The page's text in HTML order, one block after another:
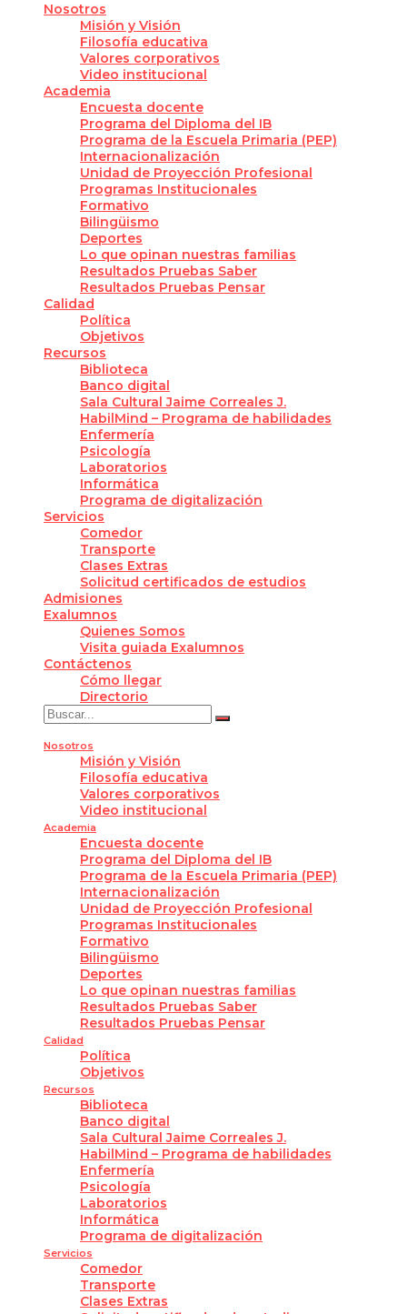
Nosotros
Misión y Visión
Filosofía educativa
Valores corporativos
Video institucional
Academia
Encuesta docente
Programa del Diploma del IB
Programa de la Escuela Primaria (PEP)
Internacionalización
Unidad de Proyección Profesional
Programas Institucionales
Formativo
Bilingüismo
Deportes
Lo que opinan nuestras familias
Resultados Pruebas Saber
Resultados Pruebas Pensar
Calidad
Política
Objetivos
Recursos
Biblioteca
Banco digital
Sala Cultural Jaime Correales J.
HabilMind – Programa de habilidades
Enfermería
Psicología
Laboratorios
Informática
Programa de digitalización
Servicios
Comedor
Transporte
Clases Extras
Solicitud certificados de estudios
Admisiones
Exalumnos
Quienes Somos
Visita guiada Exalumnos
Contáctenos
Cómo llegar
Directorio
Nosotros
Misión y Visión
Filosofía educativa
Valores corporativos
Video institucional
Academia
Encuesta docente
Programa del Diploma del IB
Programa de la Escuela Primaria (PEP)
Internacionalización
Unidad de Proyección Profesional
Programas Institucionales
Formativo
Bilingüismo
Deportes
Lo que opinan nuestras familias
Resultados Pruebas Saber
Resultados Pruebas Pensar
Calidad
Política
Objetivos
Recursos
Biblioteca
Banco digital
Sala Cultural Jaime Correales J.
HabilMind – Programa de habilidades
Enfermería
Psicología
Laboratorios
Informática
Programa de digitalización
Servicios
Comedor
Transporte
Clases Extras